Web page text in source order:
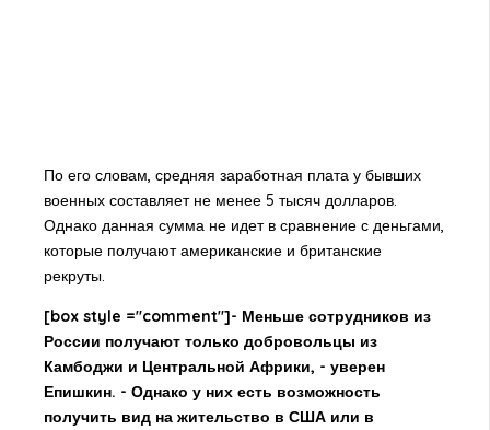
По его словам, средняя заработная плата у бывших
военных составляет не менее 5 тысяч долларов.
Однако данная сумма не идет в сравнение с деньгами,
которые получают американские и британские
рекруты.
[box style ="comment"]- Меньше сотрудников из
России получают только добровольцы из
Камбоджи и Центральной Африки, - уверен
Епишкин. - Однако у них есть возможность
получить вид на жительство в США или в